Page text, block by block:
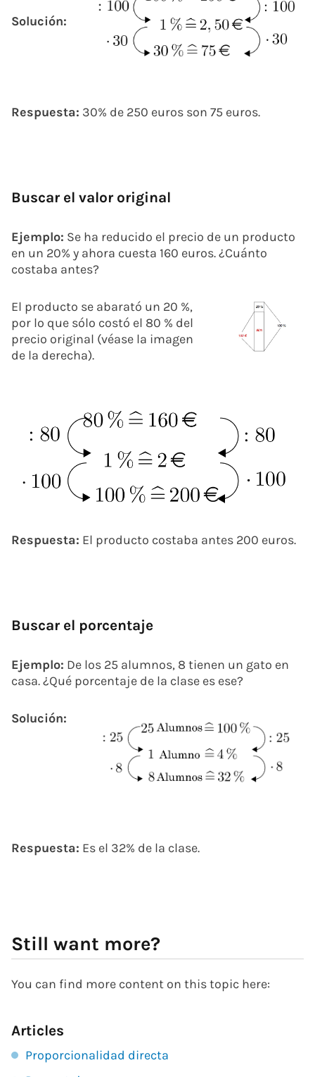
Solución:
Respuesta: 30% de 250 euros son 75 euros.
Buscar el valor original
Ejemplo: Se ha reducido el precio de un producto
en un 20% y ahora cuesta 160 euros. ¿Cuánto
costaba antes?
El producto se abarató un 20 %,
por lo que sólo costó el 80 % del
precio original (véase la imagen
de la derecha).
Respuesta: El producto costaba antes 200 euros.
Buscar el porcentaje
Ejemplo: De los 25 alumnos, 8 tienen un gato en
casa. ¿Qué porcentaje de la clase es ese?
Solución:
Respuesta: Es el 32% de la clase.
Still want more?
You can find more content on this topic here:
Articles
Proporcionalidad directa